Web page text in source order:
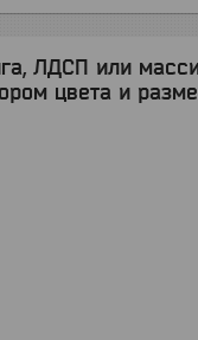
ЛДСП или
цвета и